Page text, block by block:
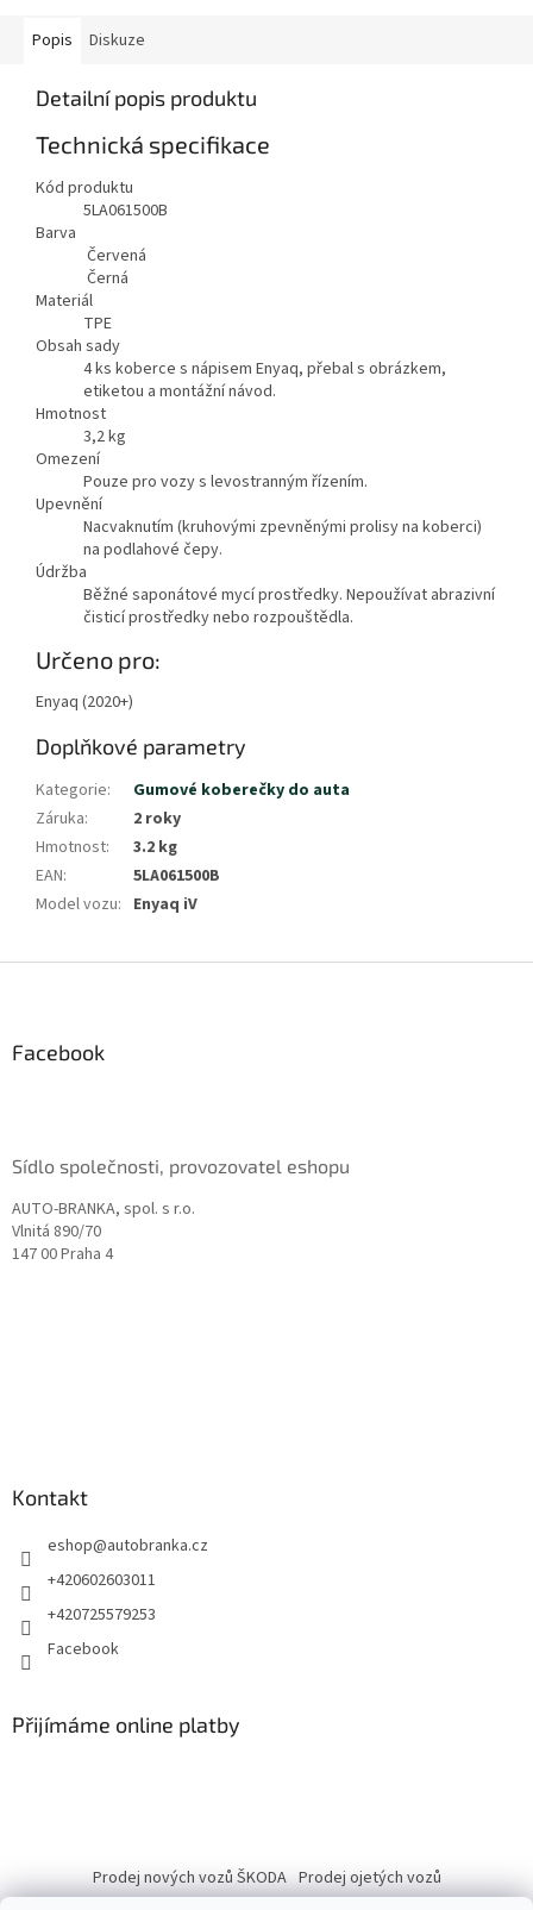
Popis Diskuze
Detailní popis produktu
Technická specifikace
Kód produktu
5LA061500B
Barva
Červená
Černá
Materiál
TPE
Obsah sady
4 ks koberce s nápisem Enyaq, přebal s obrázkem,
etiketou a montážní návod.
Hmotnost
3,2kg
Omezení
Pouze pro vozy s levostranným řízením.
Upevnění
Nacvaknutím (kruhovými zpevněnými prolisy na koberci)
na podlahové čepy.
Údržba
Běžné saponátové mycí prostředky. Nepoužívat abrazivní
čisticí prostředky nebo rozpouštědla.
Určeno pro:
Enyaq (2020+)
Doplňkové parametry
Kategorie:
Gumové koberečky do auta
Záruka:
2 roky
Hmotnost:
3.2 kg
EAN:
5LA061500B
Model vozu: Enyaq iV
Facebook
Sídlo společnosti, provozovatel eshopu
AUTO-BRANKA, spol. s r.o.
Vlnitá 890/70
147 00 Praha 4
Kontakt
eshop@autobranka.cz
+420602603011
+420725579253
Facebook
Přijímáme online platby
Prodej nových vozů ŠKODA Prodej ojetých vozů